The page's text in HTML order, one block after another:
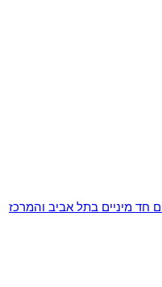
חד מיניים בתל אביב והמרכז